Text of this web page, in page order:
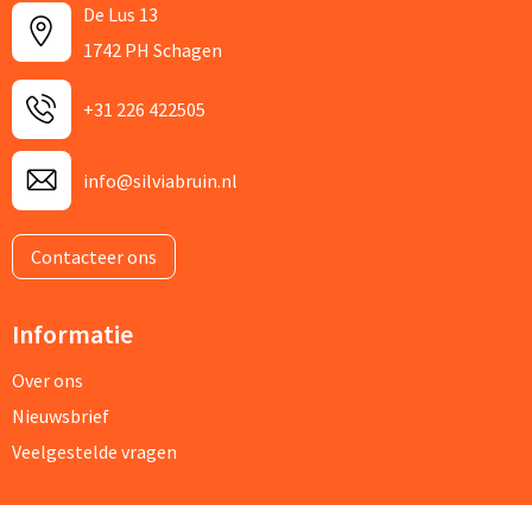
De Lus 13
1742 PH Schagen
+31 226 422505
info@silviabruin.nl
Contacteer ons
Informatie
Over ons
Nieuwsbrief
Veelgestelde vragen